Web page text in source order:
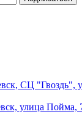
СЦ "Гвоздь",
улица Пойма,